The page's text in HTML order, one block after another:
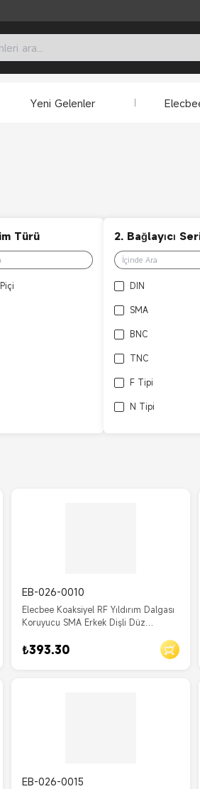
Yeni Gelenler
Türü 2. Bağlayıcı
DIN
SMA
BNC
TNC
F Tipi
N Tipi
EB-026-0010
Elecbee Koaksiyel RF Yıldırım Dalgası
Koruyucu SMA Erkek Dişli Düz
₺393.30
EB-026-0015